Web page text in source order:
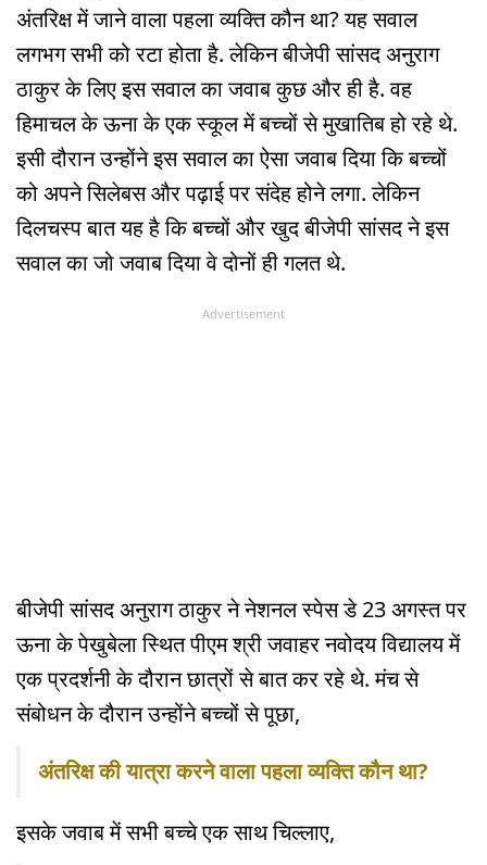
अंतरिक्ष में जाने वाला पहला व्यक्ति कौन था? यह सवाल
लगभग सभी को रटा होता है. लेकिन बीजेपी सांसद अनुराग
ठाकुर के लिए इस सवाल का जवाब कुछ और ही है. वह
हिमाचल के ऊना के एक स्कूल में बच्चों से मुखातिब हो रहे थे.
इसी दौरान उन्होंने इस सवाल का ऐसा जवाब दिया कि बच्चों
को अपने सिलेबस और पढ़ाई पर संदेह होने लगा. लेकिन
दिलचस्प बात यह है कि बच्चों और खुद बीजेपी सांसद ने इस
सवाल का जो जवाब दिया वे दोनों ही गलत थे.
Advertisement
बीजेपी सांसद अनुराग ठाकुर ने नेशनल स्पेस डे 23 अगस्त पर
ऊना के पेखुबेला स्थित पीएम श्री जवाहर नवोदय विद्यालय में
एक प्रदर्शनी के दौरान छात्रों से बात कर रहे थे. मंच से
संबोधन के दौरान उन्होंने बच्चों से पूछा,
अंतरिक्ष की यात्रा करने वाला पहला व्यक्ति कौन था?
इसके जवाब में सभी बच्चे एक साथ चिल्लाए,